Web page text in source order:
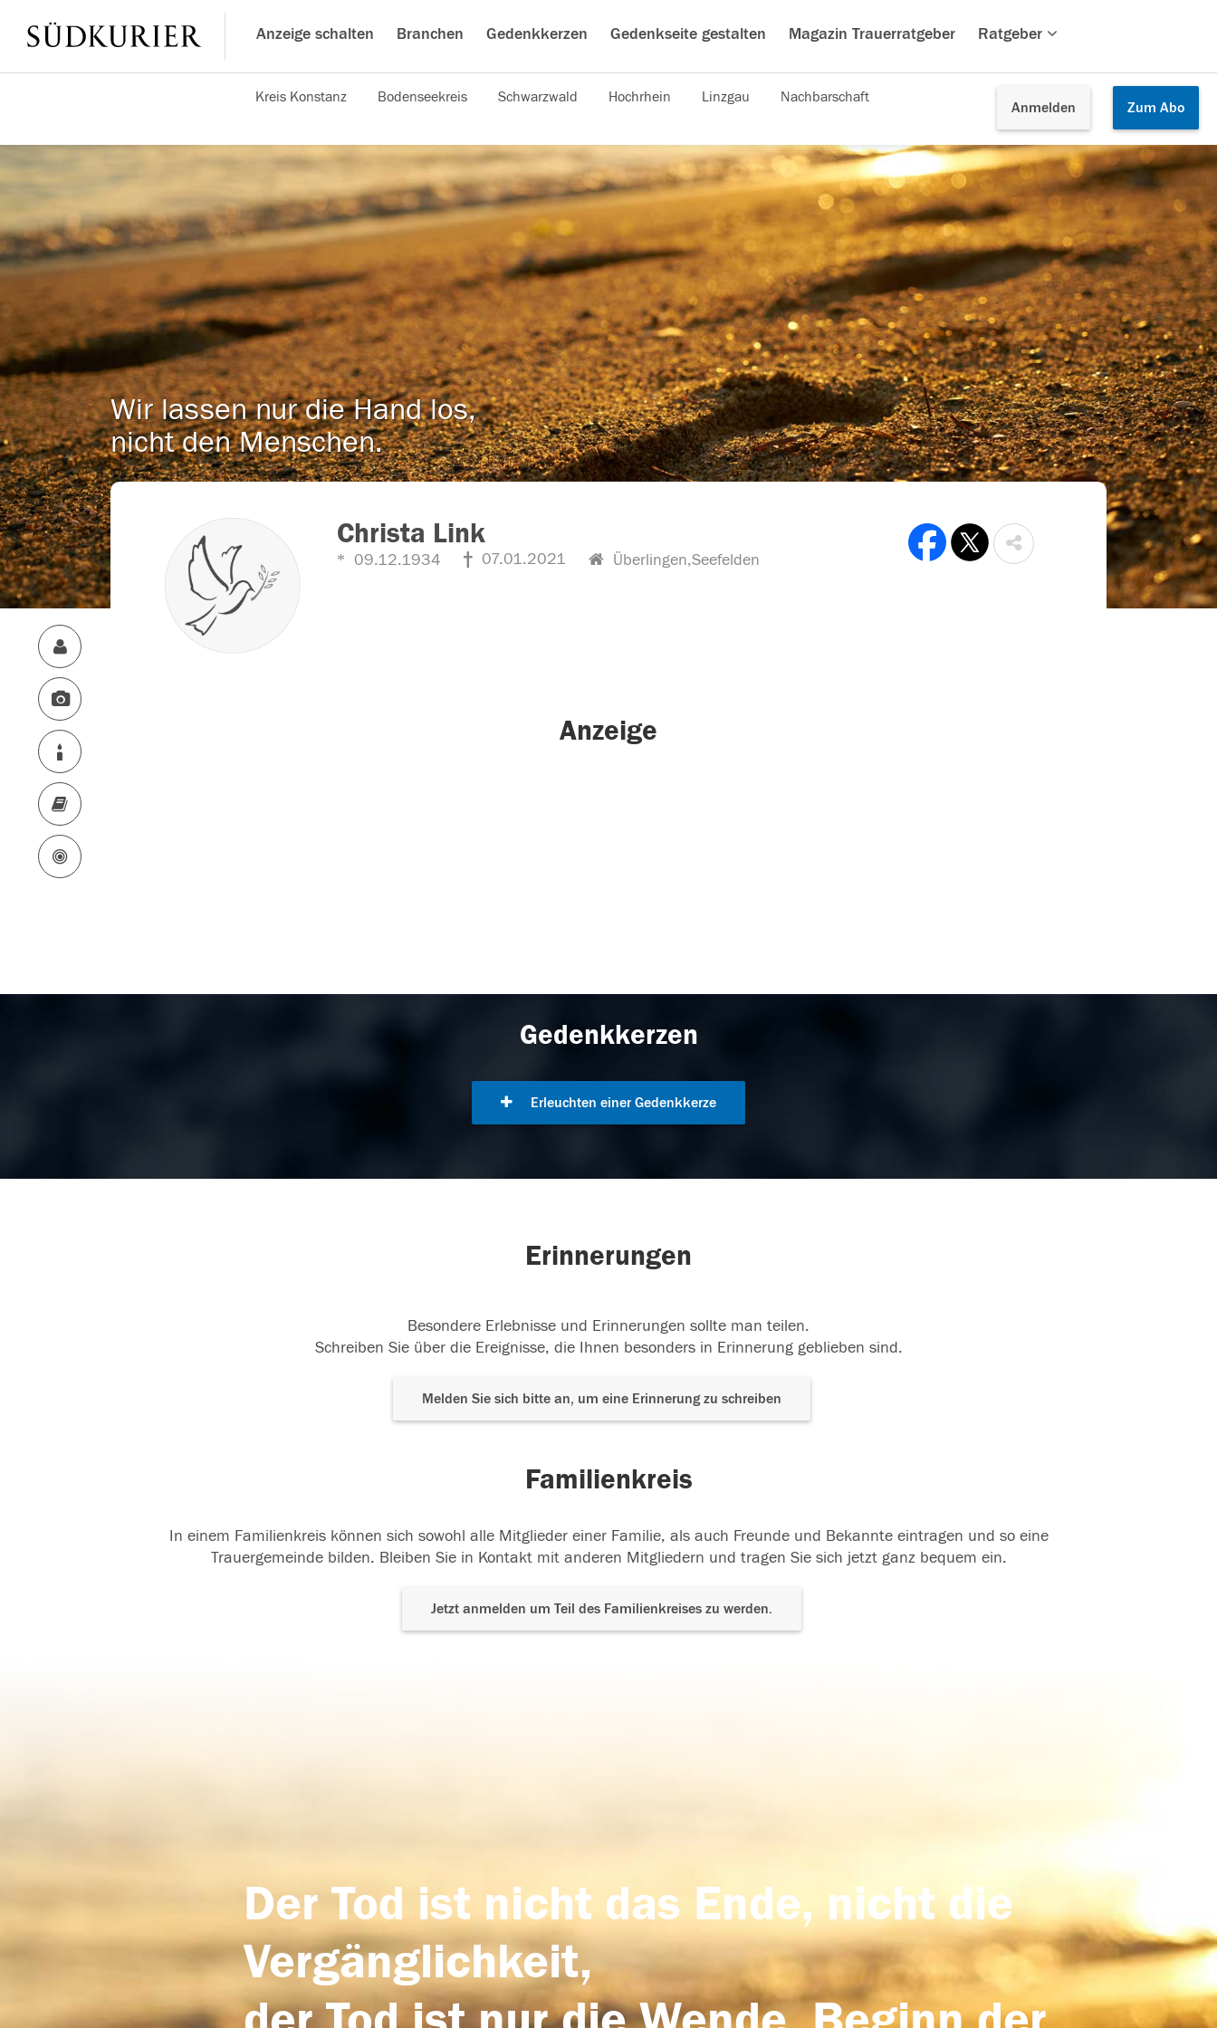
Anzeige schalten Branchen Gedenkkerzen Gedenkseite gestalten Magazin Trauerratgeber Ratgeber
Anmelden Zum Abo
Kreis Konstanz Bodenseekreis Schwarzwald Hochrhein Linzgau Nachbarschaft
Wir lassen nur die Hand los,
nicht den Menschen.
Christa Link
09.12.1934 07.01.2021 Überlingen,Seefelden
Anzeige
Gedenkkerzen
Erleuchten einer Gedenkkerze
Erinnerungen
Besondere Erlebnisse und Erinnerungen sollte man teilen.
Schreiben Sie über die Ereignisse, die Ihnen besonders in Erinnerung geblieben sind.
Melden Sie sich bitte an, um eine Erinnerung zu schreiben
Familienkreis
In einem Familienkreis können sich sowohl alle Mitglieder einer Familie, als auch Freunde und Bekannte eintragen und so eine
Trauergemeinde bilden. Bleiben Sie in Kontakt mit anderen Mitgliedern und tragen Sie sich jetzt ganz bequem ein.
Jetzt anmelden um Teil des Familienkreises zu werden.
Der Tod ist nicht das Ende, nicht die
Vergänglichkeit,